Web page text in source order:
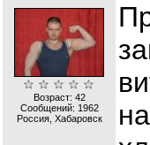
Возраст: 42
Сообщений: 1962
Россия, Хабаровск